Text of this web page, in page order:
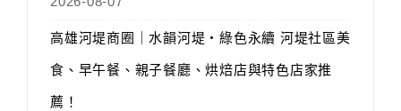
高雄河堤商圈｜水韻河堤‧綠色永續 河堤社區美
食、早午餐、親子餐廳、烘焙店與特色店家推
薦！